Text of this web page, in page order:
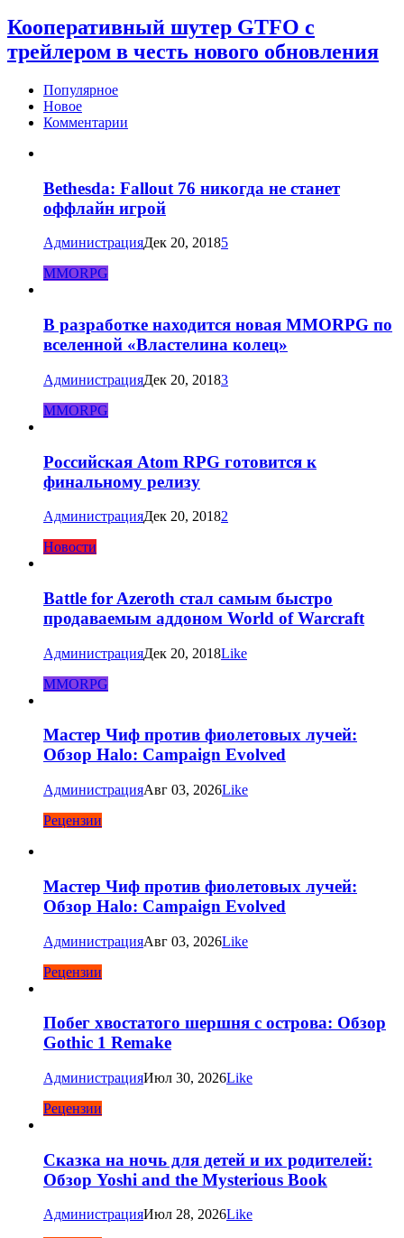
Кооперативный шутер GTFO с
трейлером в честь нового обновления
Популярное
Новое
Комментарии
Bethesda: Fallout 76 никогда не станет
оффлайн игрой
АдминистрацияДек 20, 20185
MMORPG
В разработке находится новая MMORPG по
вселенной «Властелина колец»
АдминистрацияДек 20, 20183
MMORPG
Российская Atom RPG готовится к
финальному релизу
АдминистрацияДек 20, 20182
Новости
Battle for Azeroth стал самым быстро
продаваемым аддоном World of Warcraft
АдминистрацияДек 20, 2018Like
MMORPG
Мастер Чиф против фиолетовых лучей:
Обзор Halo: Campaign Evolved
АдминистрацияАвг 03, 2026Like
Рецензии
Мастер Чиф против фиолетовых лучей:
Обзор Halo: Campaign Evolved
АдминистрацияАвг 03, 2026Like
Рецензии
Побег хвостатого шершня с острова: Обзор
Gothic 1 Remake
АдминистрацияИюл 30, 2026Like
Рецензии
Сказка на ночь для детей и их родителей:
Обзор Yoshi and the Mysterious Book
АдминистрацияИюл 28, 2026Like